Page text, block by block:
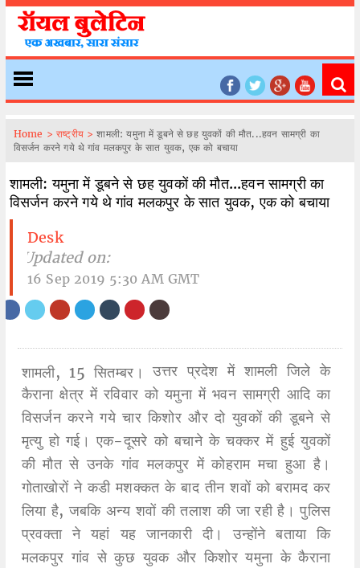
Home > राष्ट्रीय >शामली: यमुना में डूबने से छह युवकों की मौत...हवन सामग्री का
विसर्जन करने गये थे गांव मलकपुर के सात युवक, एक को बचाया
शामली: यमुना में डूबने से छह युवकों की मौत...हवन सामग्री का
विसर्जन करने गये थे गांव मलकपुर के सात युवक, एक को बचाया
Desk
| Updated on:
16 Sep 2019 5:30 AM GMT
शामली, 15 सितम्बर।उत्तर प्रदेश में शामली जिले के
कैराना क्षेत्र में रविवार को यमुना में भवन सामग्री आदि का
विसर्जन करने गये चार किशोर और दो युवकों की डूबने से
मृत्यु हो गई। एक-दूसरे को बचाने के चक्कर में हुई युवकों
की मौत से उनके गांव मलकपुर में कोहराम मचा हुआ है।
गोताखोरों ने कडी मशक्कत के बाद तीन शवों को बरामद कर
लिया है, जबकि अन्य शवों की तलाश की जा रही है।पुलिस
प्रवक्ता ने यहां यह जानकारी दी। उन्होंने बताया कि
मलकपुर गांव से कुछ युवक और किशोर यमुना के कैराना